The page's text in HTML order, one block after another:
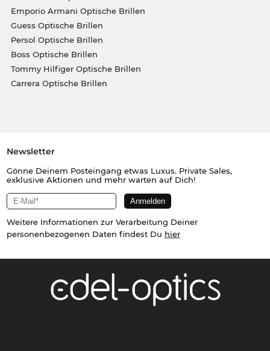
Emporio Armani Optische Brillen
Guess Optische Brillen
Persol Optische Brillen
Boss Optische Brillen
Tommy Hilfiger Optische Brillen
Carrera Optische Brillen
Newsletter
Gönne Deinem Posteingang etwas Luxus. Private Sales,
exklusive Aktionen und mehr warten auf Dich!
Weitere Informationen zur Verarbeitung Deiner
personenbezogenen Daten findest Du hier